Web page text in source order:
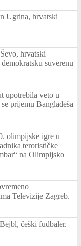
Ugrina, hrvatski
hrvatski
suverenu
upotrebila veto u
prijemu Bangladeša
olimpijske igre u
terorističke
na Olimpijsko
Televizije Zagreb.
češki fudbaler.